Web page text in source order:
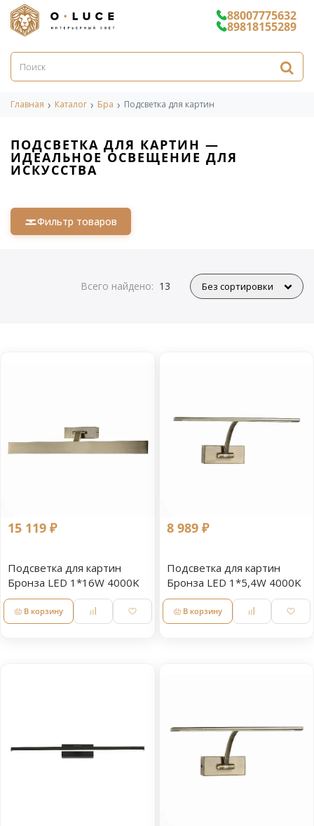
88007775632
89818155289
Главная Каталог Бра Подсветка для картин
ПОДСВЕТКА ДЛЯ КАРТИН —
ИДЕАЛЬНОЕ ОСВЕЩЕНИЕ ДЛЯ
ИСКУССТВА
Фильтр товаров
Всего найдено: 13
15 119 ₽
Подсветка для картин
Бронза LED 1*16W 4000K
В корзину
8 989 ₽
Подсветка для картин
Бронза LED 1*5,4W 4000K
В корзину